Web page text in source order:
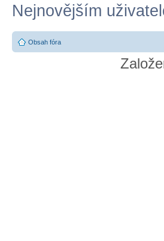
Nejnovějším
Obsah fóra